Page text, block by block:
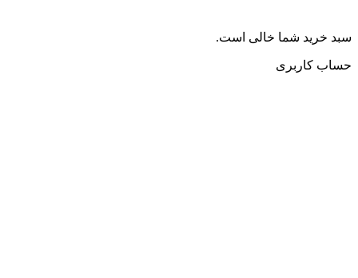
سبد خرید شما خالی است.
حساب کاربری